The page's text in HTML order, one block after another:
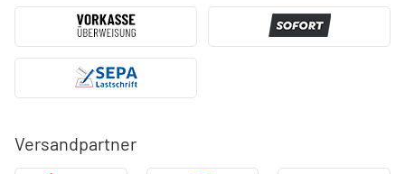
Versandpartner